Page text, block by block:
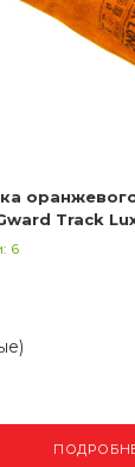
Track Lux
6